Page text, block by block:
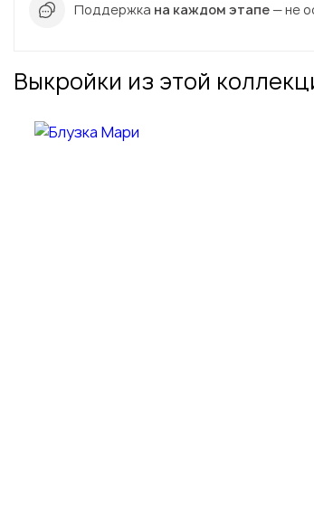
Поддержка на каждом этапе — не
Выкройки из этой